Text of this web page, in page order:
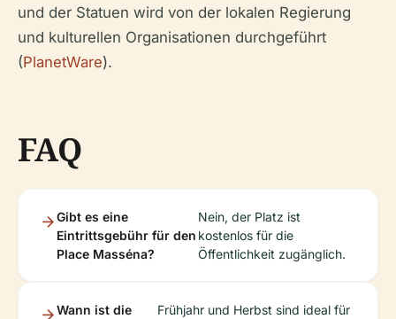
und der Statuen wird von der lokalen Regierung
und kulturellen Organisationen durchgeführt
(PlanetWare).
FAQ
Gibt es eine
Eintrittsgebühr für den
Place Masséna?
Nein, der Platz ist
kostenlos für die
Öffentlichkeit zugänglich.
Wann ist die
Frühjahr und Herbst sind ideal für